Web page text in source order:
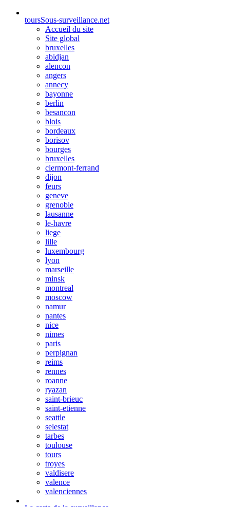
toursSous-surveillance.net
Accueil du site
Site global
bruxelles
abidjan
alencon
angers
annecy
bayonne
berlin
besancon
blois
bordeaux
borisov
bourges
bruxelles
clermont-ferrand
dijon
feurs
geneve
grenoble
lausanne
le-havre
liege
lille
luxembourg
lyon
marseille
minsk
montreal
moscow
namur
nantes
nice
nimes
paris
perpignan
reims
rennes
roanne
ryazan
saint-brieuc
saint-etienne
seattle
selestat
tarbes
toulouse
tours
troyes
valdisere
valence
valenciennes